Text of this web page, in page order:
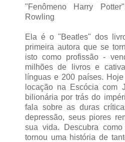
"Fenômeno Harry
Rowling
Ela é o "Beatles" dos
primeira autora que se
isto como profissão -
milhões de livros e
línguas e 200 países.
locação na Escócia com
bilionária por trás do
fala sobre as duras
depressão, seus piores
sua vida. Descubra
tornou uma história de